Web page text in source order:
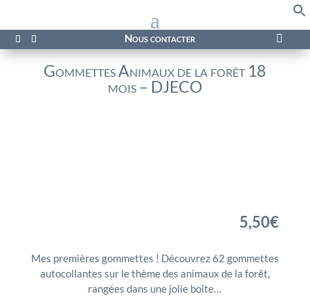
Nous contacter 
Gommettes Animaux de la forêt 18
mois – DJECO
5,50€
Mes premières gommettes ! Découvrez 62 gommettes
autocollantes sur le thème des animaux de la forêt,
rangées dans une jolie boîte…